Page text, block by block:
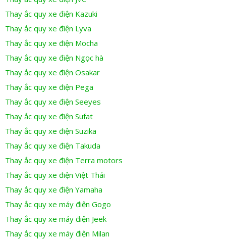
Thay ắc quy xe điện Kazuki
Thay ắc quy xe điện Lyva
Thay ắc quy xe điện Mocha
Thay ắc quy xe điện Ngọc hà
Thay ắc quy xe điện Osakar
Thay ắc quy xe điện Pega
Thay ắc quy xe điện Seeyes
Thay ắc quy xe điện Sufat
Thay ắc quy xe điện Suzika
Thay ắc quy xe điện Takuda
Thay ắc quy xe điện Terra motors
Thay ắc quy xe điện Việt Thái
Thay ắc quy xe điện Yamaha
Thay ắc quy xe máy điện Gogo
Thay ắc quy xe máy điện Jeek
Thay ắc quy xe máy điện Milan